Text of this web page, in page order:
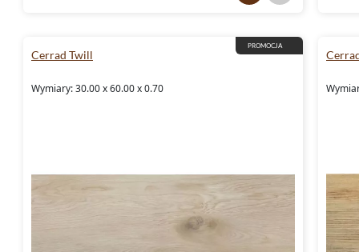
PROMOCJA
Cerrad Twill
Wymiary: 30.00 x 60.00 x 0.70